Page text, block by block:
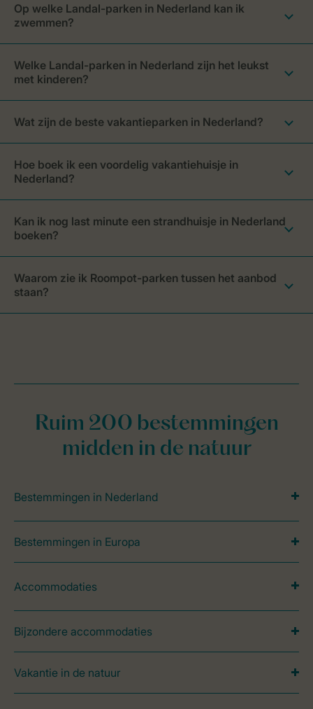
Op welke Landal-parken in Nederland kan ik
zwemmen?
Welke Landal-parken in Nederland zijn het leukst
met kinderen?
Wat zijn de beste vakantieparken in Nederland?
Hoe boek ik een voordelig vakantiehuisje in
Nederland?
Kan ik nog last minute een strandhuisje in Nederland
boeken?
Waarom zie ik Roompot-parken tussen het aanbod
staan?
Ruim 200 bestemmingen
midden in de natuur
Bestemmingen in Nederland
Bestemmingen in Europa
Accommodaties
Bijzondere accommodaties
Vakantie in de natuur